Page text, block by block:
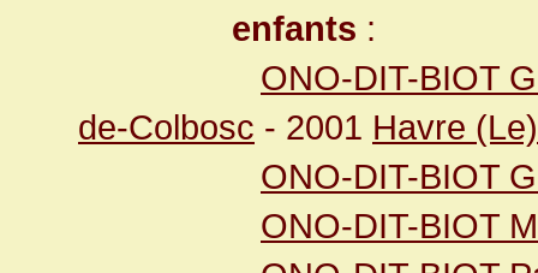
enfants :
ONO-DIT-BIOT
de-Colbosc - 2001 Havre (Le)
ONO-DIT-BIOT
ONO-DIT-BIOT